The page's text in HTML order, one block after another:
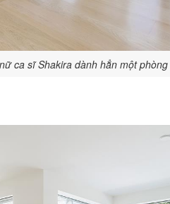
ca sĩ Shakira dành hẳn một